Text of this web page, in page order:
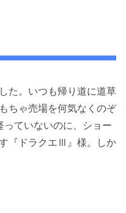
た。いつも帰り道に道草
ちゃ売場を何気なくのぞ
ていないのに、ショー
『ドラクエⅢ』様。しか